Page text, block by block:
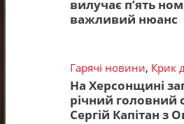
вилучає п’ять
важливий нюанс
Гарячі новини, Крик
На Херсонщині
річний головний
Сергій Капітан з